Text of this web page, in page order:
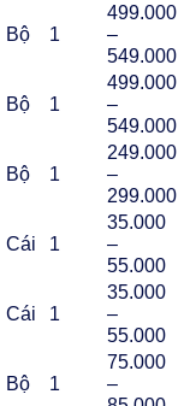
Bộ 1
499.000
–
549.000
Bộ 1
499.000
–
549.000
Bộ 1
249.000
–
299.000
Cái 1
35.000
–
55.000
Cái 1
35.000
–
55.000
Bộ 1
75.000
–